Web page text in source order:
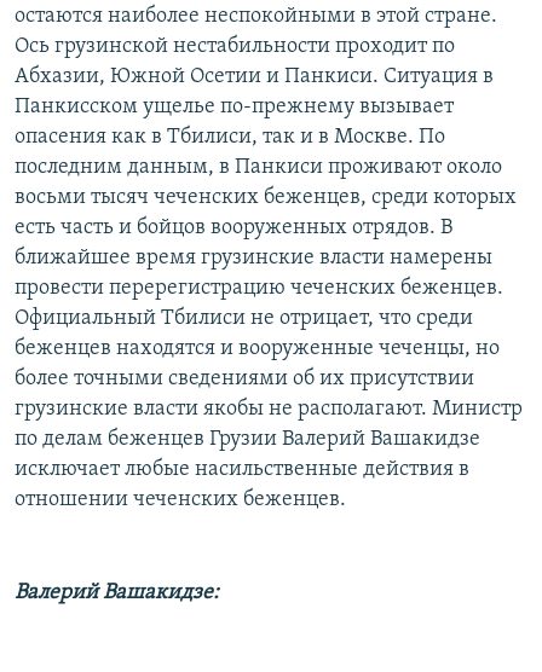
остаются наиболее неспокойными в этой стране.
Ось грузинской нестабильности проходит по
Абхазии, Южной Осетии и Панкиси. Ситуация в
Панкисском ущелье по-прежнему вызывает
опасения как в Тбилиси, так и в Москве. По
последним данным, в Панкиси проживают около
восьми тысяч чеченских беженцев, среди которых
есть часть и бойцов вооруженных отрядов. В
ближайшее время грузинские власти намерены
провести перерегистрацию чеченских беженцев.
Официальный Тбилиси не отрицает, что среди
беженцев находятся и вооруженные чеченцы, но
более точными сведениями об их присутствии
грузинские власти якобы не располагают. Министр
по делам беженцев Грузии Валерий Вашакидзе
исключает любые насильственные действия в
отношении чеченских беженцев.
Валерий Вашакидзе: